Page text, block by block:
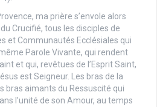
ma prière s’envole alors
Crucifié, tous les disciples de
et Communautés Ecclésiales qui
Parole Vivante, qui rendent
et qui, revêtues de l’Esprit Saint,
est Seigneur. Les bras de la
bras aimants du Ressuscité qui
l’unité de son Amour, au temps